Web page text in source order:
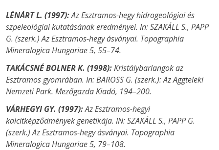
LÉNÁRT L. (1997):Az Esztramos-hegy hidrogeológiai és
szpeleológiai kutatásának eredményei. In: SZAKÁLL S., PAPP
G. (szerk.) Az Esztramos-hegy ásványai. Topographia
Mineralogica Hungariae 5, 55–74.
TAKÁCSNÉ BOLNER K. (1998):Kristálybarlangok az
Esztramos gyomrában. In: BAROSS G. (szerk.): Az Aggteleki
Nemzeti Park. Mezőgazda Kiadó, 194–200.
VÁRHEGYI GY. (1997):Az Esztramos-hegyi
kalcitképződmények genetikája. IN: SZAKÁLL S., PAPP G.
(szerk.) Az Esztramos-hegy ásványai. Topographia
Mineralogica Hungariae 5, 79–108.